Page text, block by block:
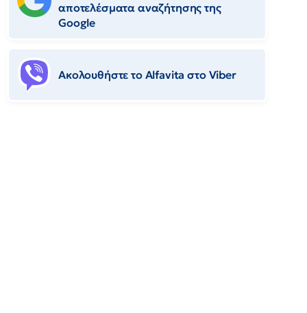
αποτελέσματα αναζήτησης της
Google
Ακολουθήστε το Αlfavita στο Viber